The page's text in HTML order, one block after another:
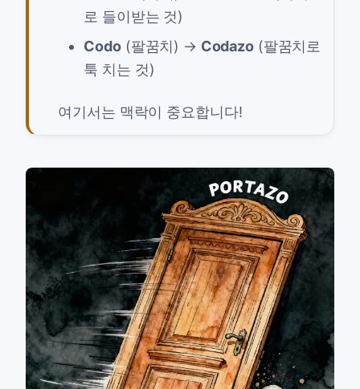
로 들이받는 것)
Codo(팔꿈치) → Codazo(팔꿈치로
툭 치는 것)
여기서는 맥락이 중요합니다!